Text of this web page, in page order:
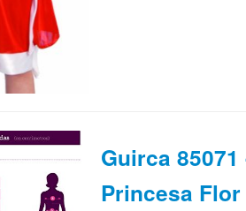
Guirca 85071
Princesa